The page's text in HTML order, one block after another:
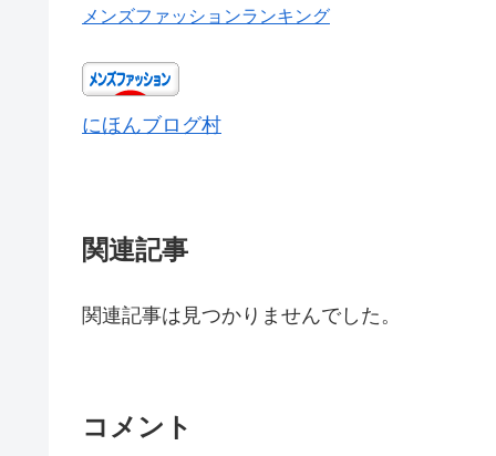
メンズファッションランキング
にほんブログ村
関連記事
関連記事は見つかりませんでした。
コメント